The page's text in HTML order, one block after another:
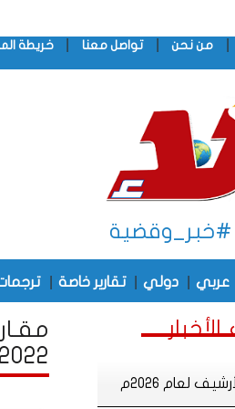
من نحن تواصل معنا خريطة
#خبر_وقضية
عربي دولي تقارير خاصة
2022
لعام 2026م